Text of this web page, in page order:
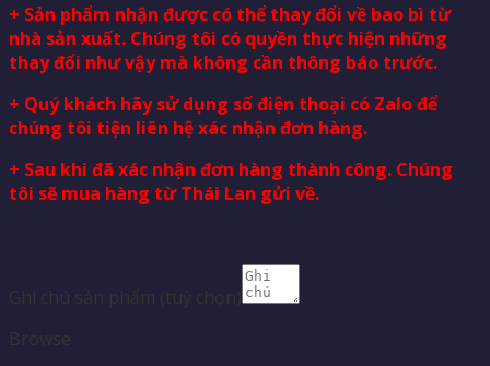
+ Sản phẩm nhận được có thể thay đổi về bao bì từ
nhà sản xuất. Chúng tôi có quyền thực hiện những
thay đổi như vậy mà không cần thông báo trước.
+ Quý khách hãy sử dụng số điện thoại có Zalo để
chúng tôi tiện liên hệ xác nhận đơn hàng.
+ Sau khi đã xác nhận đơn hàng thành công. Chúng
tôi sẽ mua hàng từ Thái Lan gửi về.